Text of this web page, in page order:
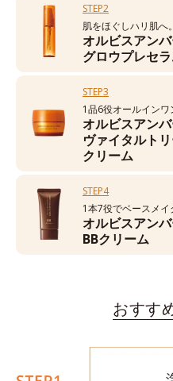
STEP2
肌をほぐしハリ肌へ
オルビスアン
グロウプレセ
STEP3
1品6役オールインワ
オルビスアン
ヴァイタルト
クリーム
STEP4
1本7役でベースメイ
オルビスアン
BBクリーム
おすす